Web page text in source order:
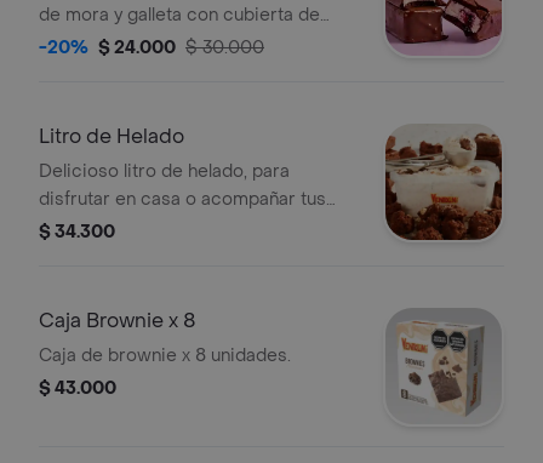
de mora y galleta con cubierta de
chocolate de leche belga. Lleva 5
-20% $ 24.000 $ 30.000
Litro de Helado
Delicioso litro de helado, para
disfrutar en casa o acompañar tus
postres favoritos. sabor a elección.
$ 34.300
Caja Brownie x 8
Caja de brownie x 8 unidades.
$ 43.000